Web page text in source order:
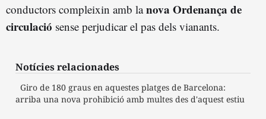
conductors compleixin amb lanova Ordenança de
circulació sense perjudicar el pas dels vianants.
Notícies relacionades
Giro de 180 graus en aquestes platges de Barcelona:
arriba una nova prohibició amb multes des d'aquest estiu